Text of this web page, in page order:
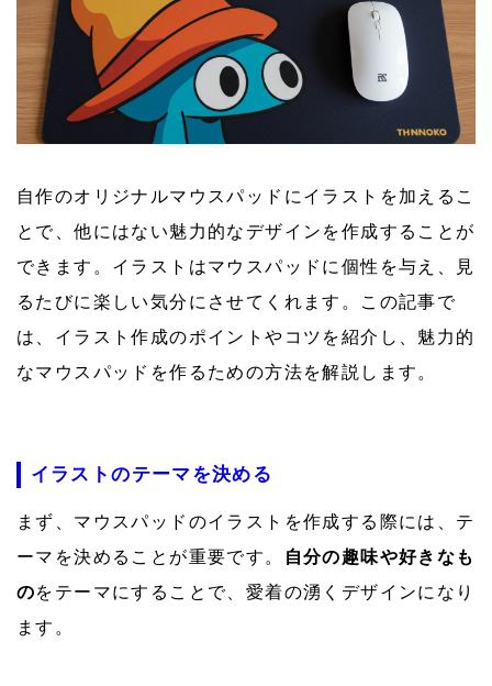
自作のオリジナルマウスパッドにイラストを加えるこ
とで、他にはない魅力的なデザインを作成することが
できます。イラストはマウスパッドに個性を与え、見
るたびに楽しい気分にさせてくれます。この記事で
は、イラスト作成のポイントやコツを紹介し、魅力的
なマウスパッドを作るための方法を解説します。
イラストのテーマを決める
まず、マウスパッドのイラストを作成する際には、テ
ーマを決めることが重要です。
自分の趣味や好きなも
のをテーマにすることで、愛着の湧くデザインになり
ます。